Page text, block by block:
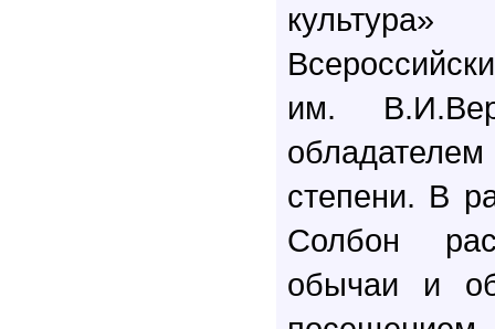
им.
степени. В
Солбон
обычаи и